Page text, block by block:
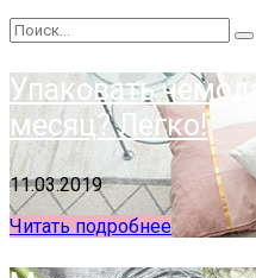
Упаковать
месяц? Легко!
11.03.2019
Читать подробнее